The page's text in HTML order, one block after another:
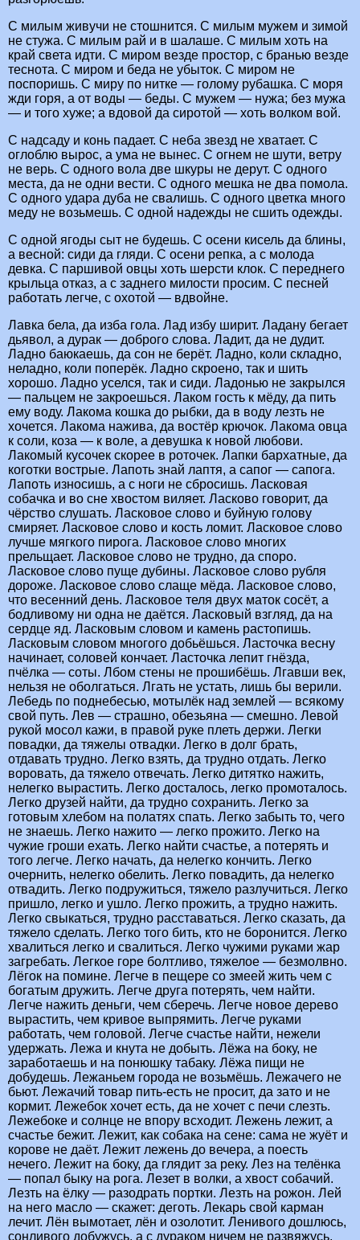
С милым живучи не стошнится. С милым мужем и зимой
не стужа. С милым рай и в шалаше. С милым хоть на
край света идти. С миром везде простор, с бранью везде
теснота. С миром и беда не убыток. С миром не
поспоришь. С миру по нитке — голому рубашка. С моря
жди горя, а от воды — беды. С мужем — нужа; без мужа
— и того хуже; а вдовой да сиротой — хоть волком вой.
С надсаду и конь падает. С неба звезд не хватает. С
оглоблю вырос, а ума не вынес. С огнем не шути, ветру
не верь. С одного вола две шкуры не дерут. С одного
места, да не одни вести. С одного мешка не два помола.
С одного удара дуба не свалишь. С одного цветка много
меду не возьмешь. С одной надежды не сшить одежды.
С одной ягоды сыт не будешь. С осени кисель да блины,
а весной: сиди да гляди. С осени репка, а с молода
девка. С паршивой овцы хоть шерсти клок. С переднего
крыльца отказ, а с заднего милости просим. С песней
работать легче, с охотой — вдвойне.
Лавка бела, да изба гола. Лад избу ширит. Ладану бегает дьявол, а дурак — доброго слова. Ладит, да не дудит. Ладно баюкаешь, да сон не берёт. Ладно, коли складно, неладно, коли поперёк. Ладно скроено, так и шить хорошо. Ладно уселся, так и сиди. Ладонью не закрылся — пальцем не закроешься. Лаком гость к мёду, да пить ему воду. Лакома кошка до рыбки, да в воду лезть не хочется. Лакома нажива, да востёр крючок. Лакома овца к соли, коза — к воле, а девушка к новой любови. Лакомый кусочек скорее в роточек. Лапки бархатные, да коготки вострые. Лапоть знай лаптя, а сапог — сапога. Лапоть износишь, а с ноги не сбросишь. Ласковая собачка и во сне хвостом виляет. Ласково говорит, да чёрство слушать. Ласковое слово и буйную голову смиряет. Ласковое слово и кость ломит. Ласковое слово лучше мягкого пирога. Ласковое слово многих прельщает. Ласковое слово не трудно, да споро. Ласковое слово пуще дубины. Ласковое слово рубля дороже. Ласковое слово слаще мёда. Ласковое слово, что весенний день. Ласковое теля двух маток сосёт, а бодливому ни одна не даётся. Ласковый взгляд, да на сердце яд. Ласковым словом и камень растопишь. Ласковым словом многого добьёшься. Ласточка весну начинает, соловей кончает. Ласточка лепит гнёзда, пчёлка — соты. Лбом стены не прошибёшь. Лгавши век, нельзя не оболгаться. Лгать не устать, лишь бы верили. Лебедь по поднебесью, мотылёк над землей — всякому свой путь. Лев — страшно, обезьяна — смешно. Левой рукой мосол кажи, в правой руке плеть держи. Легки повадки, да тяжелы отвадки. Легко в долг брать, отдавать трудно. Легко взять, да трудно отдать. Легко воровать, да тяжело отвечать. Легко дитятко нажить, нелегко вырастить. Легко досталось, легко промоталось. Легко друзей найти, да трудно сохранить. Легко за готовым хлебом на полатях спать. Легко забыть то, чего не знаешь. Легко нажито — легко прожито. Легко на чужие гроши ехать. Легко найти счастье, а потерять и того легче. Легко начать, да нелегко кончить. Легко очернить, нелегко обелить. Легко повадить, да нелегко отвадить. Легко подружиться, тяжело разлучиться. Легко пришло, легко и ушло. Легко прожить, а трудно нажить. Легко свыкаться, трудно расставаться. Легко сказать, да тяжело сделать. Легко того бить, кто не боронится. Легко хвалиться легко и свалиться. Легко чужими руками жар загребать. Легкое горе болтливо, тяжелое — безмолвно. Лёгок на помине. Легче в пещере со змеей жить чем с богатым дружить. Легче друга потерять, чем найти. Легче нажить деньги, чем сберечь. Легче новое дерево вырастить, чем кривое выпрямить. Легче руками работать, чем головой. Легче счастье найти, нежели удержать. Лежа и кнута не добыть. Лёжа на боку, не заработаешь и на понюшку табаку. Лёжа пищи не добудешь. Лежаньем города не возьмёшь. Лежачего не бьют. Лежачий товар пить-есть не просит, да зато и не кормит. Лежебок хочет есть, да не хочет с печи слезть. Лежебоке и солнце не впору всходит. Лежень лежит, а счастье бежит. Лежит, как собака на сене: сама не жуёт и корове не даёт. Лежит лежень до вечера, а поесть нечего. Лежит на боку, да глядит за реку. Лез на телёнка — попал быку на рога. Лезет в волки, а хвост собачий. Лезть на ёлку — разодрать портки. Лезть на рожон. Лей на него масло — скажет: деготь. Лекарь свой карман лечит. Лён вымотает, лён и озолотит. Ленивого дошлюсь, сонливого добужусь, а с дураком ничем не развяжусь. Ленивого знать и по платью. Ленивого не дождёшься, сонливого не добудишься. Ленивого только за смертью посылать. Ленивой кошке мышей не поймать. Ленивому всегда праздник. Ленивому и гриб поклона не стоит. Ленивому и лениться лень. Ленивые руки не родня умной голове. Ленивый всегда так: хлеба давай по пуду, а работать не буду. Ленивый и в своей избе промокнет. Ленивый — к обеду, ретивый — к работе. Ленивый сидя спит, лежа работает. Ленивый три раза ходит, а скупой три раза платит. Лениться да гулять — добра не видать. Леность наводит на бедность. Лентяй да шалопай — два родных брата. Лентяй посреди реки просит напиться. Лентяй смекалист на отговорки. Лентяя хлебом не корми, только с печи не гони. Лень — барыня,- села да и поехала. Лень без соли обедает. Лень до добра не доводит. Лень добра не делает, без соли обедает. Лень за пазухой гнездо свила. Лень и за работой потягивается. Лень к добру не приставит. Лень лежа на печи замерзла. Лень мужа не кормит, только портит. Лень на бок валит, сон постелю стелет. Лень раньше нас родилась. Лес без лешего не стоит. Лес видит, а поле слышит. Лес да вода поле красят. Лес и вода — родные брат и сестра. Лес кругом, а без дров живём. Лес по дереву не плачет, море по рыбе не тужит. Лес по топорищу не плачет. Лес рубят — щепки летят. Лес сечь — не жалеть плеч. Лесная сторона не одного волка, а и мужика досыта накормит. Лесом шёл, а дров не видел. Лестницу сверху метут. Лесть без зубов, а с костьми съест. Лесть да месть дружны. Лестью и душу вынимают. Летала высоко, а села недалеко. Летала синица море зажигать; море не зажгла, а шуму наделала. Летами ушёл, а умом не дошёл. Летать знает, да сесть не умеет. Летела пташка высоко, да села недалеко. Летний день — за зимнюю неделю. Летняя неделя дороже зимней. Лето не без грозы, проводы не без слезы. Лето пролежишь, зимой с сумой побежишь. Лето работает на зиму, а зима — на лето. Лето собирает, а зима подбирает. Летом иссоришь, зимой не соберёшь. Летом каждый кустик ночевать пустит. Летом нагуляешься, зимой наголодаешься. Летом не вспотеешь, так и зимой не согреешься. Летом не припасёшь, зимой не принесёшь. Летом поём, осенью воем. Летом — пыль, зимою снег одолевает. Летом с удочкой, зимой с сумочкой. Летом хлеб собирай, зимой — навоз. Лёгок на помине. Лжец — всегда неверный друг, оболжёт тебя вокруг. Лжи много, а правда одна. Лжив охочь хвастать. Лживое дело хило. Лживому надо памятну быть. Лживому хитрецу румяна не к лицу. Лживый хоть правду скажет, никто не поверит. Либо в генералы, либо в капралы. Либо в стремя ногой, либо и пень головой. Либо грудь в крестах, либо голова в кустах. Либо добыть, либо домой не быть. Либо дождь, либо снег, либо будет, либо нет. Либо железную цепь, либо золотую. Либо корму жалеть, либо лошадь. Либо мёд пить, либо биту быть. Либо на ком ездить, либо самому возить. Либо пан, либо пропал. Либо полковник, либо покойник. Либо полон двор, либо с корнем вон. Либо с волками выть, либо съедену быть. Либо сена клок, либо вилы, в бок. Либо сыч, либо сова, либо пустые слова. Либо ткать, либо прясть, либо песенки петь. Либо чужую шкуру добыть, либо свою отдать. Лизать нож — порезать язык. Лиса всё хвостом прикроет. Лиса живет хитростью, а заяц прыткостью. Лиса и во сне кур считает. Лиса кур не оборонит. Лиса придёт — и курица раскудахчется. Лиса своего хвоста не замарает. Лиса семерых волков проведёт. Лиса сытее волка живёт. Лиса хитростью берёт. Лисий хвост, да волчий рот. Лисица всегда свой хвост прячет. Лисица от дождя и под бороной ухоронится. Лисица — старая льстица. Лисичка всегда сытей волка живёт. Лисичка плачет от своего хвостичка. Лисье племя только льстит да манит. Лих медведь, да своих детей не ест. Лиха беда на кого не живёт. Лиха беда начало, а там уж близок и конец. Лиха беда одну беду нажить, другая сама придёт. Лиха беда почин: есть дыра, будет и прореха. Лиха беда умереть, а там похоронят. Лиха крапива, а мороз погубляет. Лихва да лесть дьяволу в честь. Лихих глаз и чад неймёт. Лихих пчёл подкур неймёт, лихих глаз стыд не берёт. Лихо беде напасть — скоро можно пропасть. Лихо жить в нуже, а в горе и того хуже. Лихо жить в обиде, а в тесноте люди живут. Лихо избудешь, всю кручину забудешь. Лихо не лежит тихо: либо катится, либо валится, либо со плечам рассыпается. Лихо никто не кличет, оно само явится. Лихо полегло, добро не приспело. Лихо помнится, а добро век не забудется. Лихо помнится, а добро забывается. Лихо споро; не сбудешь скоро. Лихо терпеть, а стерпится — слюбится. Лихое зелье не скоро пойдёт в землю. Лихое лихим избывают, а доброе добрым наживают. Лихое лихим называют, а доброе добрым поминают. Лихое — лихому, а доброе — доброму. Лицом в грязь не ударит. Лицом красавица, а нравом только чёрту нравится. Лицом хорош, да душою непригож. Личиком бел, да душою чёрн. Личиком беленек, да умом простенек. Личиком гладок, да делами гадок. Личиком и туда и сюда, а делами не годится никуда. Личиком скрасила, а нравом подгадила. Лишнего пожелаешь, последнее потеряешь. Лишнее говорить — себе вредить. Лишнее ремесло за плечами не виснет. Лишнее слово в досаду вводит. Лишние деньги — лишняя забота. Лишние догадки на худое падки. Лишние догадки невпопад живут. Лишние проводы — лишние слёзы. Лишний раз польёшь-больше овощей соберёшь. Лишний расход прибавит хлопот. Лишний спор — лишняя склока. Лишний ум не помеха. Лишнюю копейку береги про чёрный день. Лишняя денежка карману не в тягость. Лишняя деньга не продерёт кармана. Лишняя шутка в забаву не годится. Лишь бы на наш век стало, а там и трава не расти. Лоб что лопата, а ума небогато. Лоб широк, да мозгу мало. Лови ветер в поле. Ловит волк, да ловят и волка. Ловит волк роковую овцу. Ловкий с лёту хватает, нерасторопный и спящего не поймает. Лодырь да бездельник празднуют и в понедельник. Лодырь сидя спит, лежа работает. Ложась спать, думай, чем утро начать. Ложка дегтю в бочке мёда. Ложки мимо рта не пронесёшь. Ложкой кормит, а стеблем глаз колет. Ложкой моря не вычерпаешь. Ложку не довёз, а рот открываешь. Ложь бывает и спроста, а клевета — всегда с умыслом. Ложь в правду рядилась, да о правду и разбилась. Ложь на тараканьих ножках ходит. Ложь не живуща, вранью короткий век. Ложь света боится. Ложь стоит до улики. Ложь человека не красит. Ложью как хочешь верти, а правде путь один. Локоть близко, да не укусишь. Ломаного гроша не стоит. Ломать не делать. Ломи дерево, пока молодо. Ломливый гость голодный уходит. Лопатой деньги гребёт. Лоскут — на ворот, а кнут — на спину. Лошади — овёс, земле навоз, а попу — привоз. Лошади чужие, хомут не свой — погоняй, не стой. Лошадка в хомуте везёт по могуте. Лошадь быстра, да не уйдёт от хвоста. Лошадь любит овёс, земля — навоз, воевода -принос. Лош